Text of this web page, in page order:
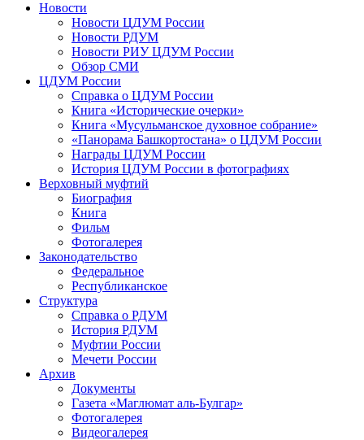
Новости
Новости ЦДУМ России
Новости РДУМ
Новости РИУ ЦДУМ России
Обзор СМИ
ЦДУМ России
Справка о ЦДУМ России
Книга «Исторические очерки»
Книга «Мусульманское духовное собрание»
«Панорама Башкортостана» о ЦДУМ России
Награды ЦДУМ России
История ЦДУМ России в фотографиях
Верховный муфтий
Биография
Книга
Фильм
Фотогалерея
Законодательство
Федеральное
Республиканское
Структура
Справка о РДУМ
История РДУМ
Муфтии России
Мечети России
Архив
Документы
Газета «Маглюмат аль-Булгар»
Фотогалерея
Видеогалерея